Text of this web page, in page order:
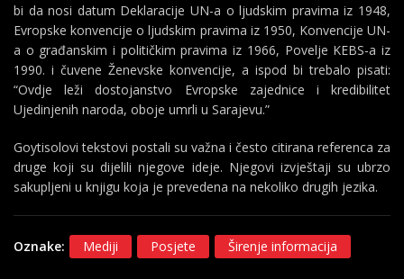
bi da nosi datum Deklaracije UN-a o ljudskim pravima iz 1948,
Evropske konvencije o ljudskim pravima iz 1950, Konvencije UN-
a o građanskim i političkim pravima iz 1966, Povelje KEBS-a iz
1990. i čuvene Ženevske konvencije, a ispod bi trebalo pisati:
“Ovdje leži dostojanstvo Evropske zajednice i kredibilitet
Ujedinjenih naroda, oboje umrli u Sarajevu.”
Goytisolovi tekstovi postali su važna i često citirana referenca za
druge koji su dijelili njegove ideje. Njegovi izvještaji su ubrzo
sakupljeni u knjigu koja je prevedena na nekoliko drugih jezika.
Oznake: Mediji Posjete Širenje informacija